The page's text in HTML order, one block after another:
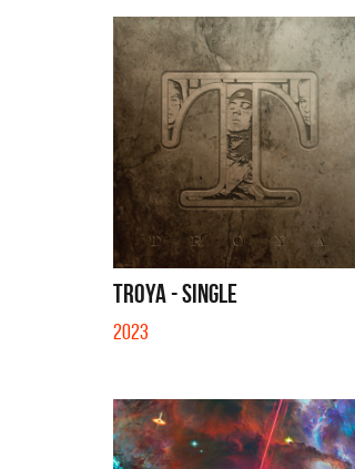
TROYA - SINGLE
2023